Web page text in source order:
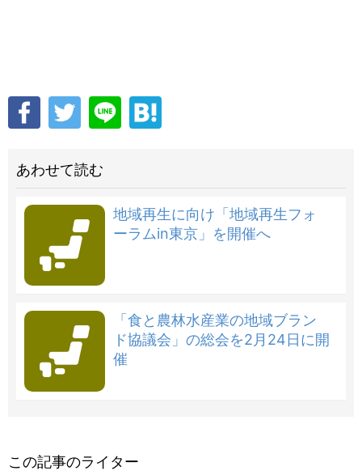
あわせて読む
地域再生に向け「地域再生フォ
ーラムin東京」を開催へ
「食と農林水産業の地域ブラン
ド協議会」の総会を2月24日に開
催
この記事のライター